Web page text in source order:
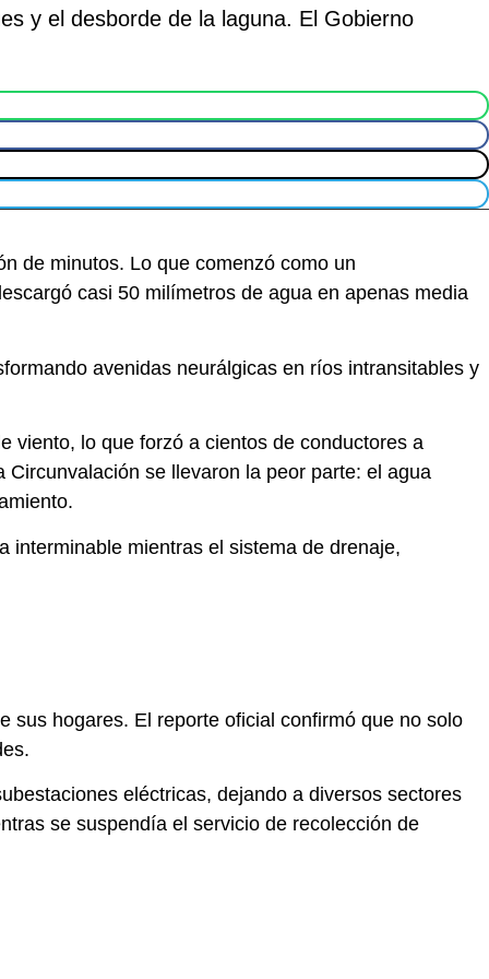
y el desborde de la laguna. El Gobierno
de minutos. Lo que comenzó como un
casi 50 milímetros de agua en apenas media
avenidas neurálgicas en ríos intransitables y
viento, lo que forzó a cientos de conductores a
se llevaron la peor parte: el agua
interminable mientras el sistema de drenaje,
sus hogares. El reporte oficial confirmó que no solo
eléctricas, dejando a diversos sectores
se suspendía el servicio de recolección de